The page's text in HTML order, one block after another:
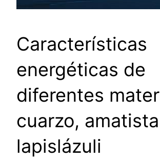
Características
energéticas de
diferentes
cuarzo,
lapislázuli